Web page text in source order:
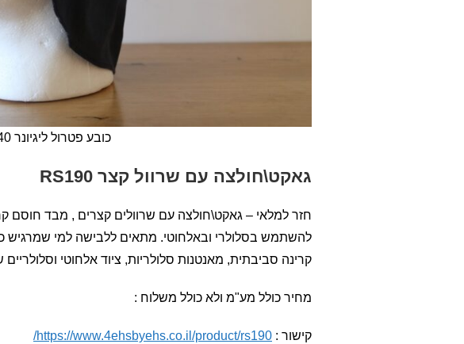
כובע פטרול ליגיונר PTL240
גאקט\חולצה עם שרוול קצר RS190
להשתמש בסלולרי ובאלחוטי. מתאים ללבישה למי שמרגיש
קרינה סביבתית, מאנטנות סלולריות, ציוד אלחוטי
מחיר כולל מע"מ ולא כולל משלוח :
קישור : https://www.4ehsbyehs.co.il/product/rs190/